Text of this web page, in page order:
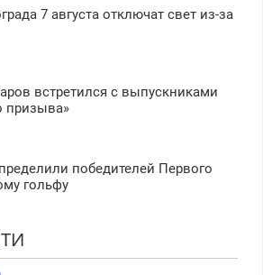
7 августа отключат свет из-за
встретился с выпускниками
призыва»
победителей Первого
гольфу